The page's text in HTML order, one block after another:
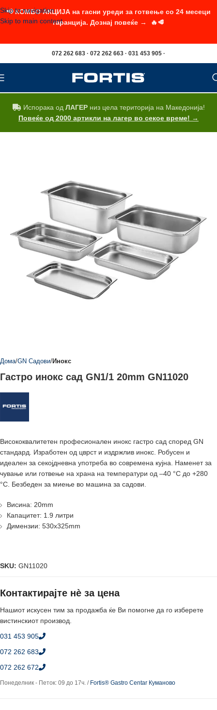
Skip to navigation
Skip to main content
072 262 683 · 072 262 663 · 031 453 905 ·
Испорака од ЛАГЕРниз цела територија на Македонија!
Повеќе од 2000 артикли на лагер во секое време! →
Дома GN Садови Инокс
Гастро инокс сад GN1/1 20mm GN11020
Висококвалитетен професионален инокс гастро сад според GN
стандард. Изработен од цврст и издржлив инокс. Робусен и
идеален за секојдневна употреба во современа кујна. Наменет за
чување или готвење на храна на температури од –40 °C до +280
°C. Безбеден за миење во машина за садови.
Висина: 20mm
Капацитет: 1.9 литри
Димензии: 530x325mm
SKU: GN11020
Контактирајте нè за цена
Нашиот искусен тим за продажба ќе Ви помогне да го изберете
вистинскиот производ.
031 453 905
072 262 683
072 262 672
Понеделник - Петок: 09 до 17ч. / Fortis® Gastro Centar Куманово
📢 КОМБО АКЦИЈА на гасни уреди за готвење со 24 месеци
гаранција. Дознај повеќе → 🔥🥩